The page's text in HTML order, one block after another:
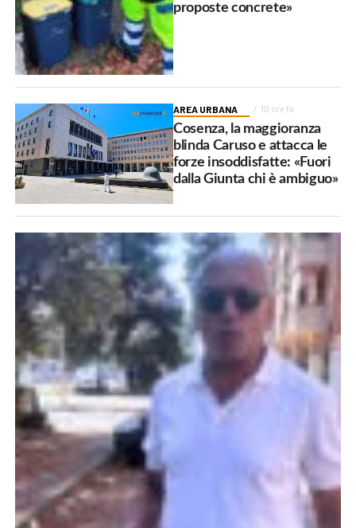
proposte concrete»
AREA URBANA 10 ore fa
Cosenza, la maggioranza
blinda Caruso e attacca le
forze insoddisfatte: «Fuori
dalla Giunta chi è ambiguo»